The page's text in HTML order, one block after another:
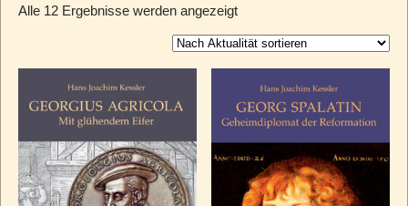
Alle 12 Ergebnisse werden angezeigt